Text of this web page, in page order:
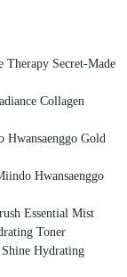
Therapy Secret-Made
Collagen
Hwansaenggo Gold
Hwansaenggo
Essential Mist
Toner
Hydrating